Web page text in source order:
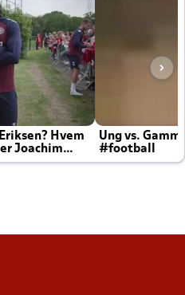
Hvem
Joachim
Ung vs.
#football